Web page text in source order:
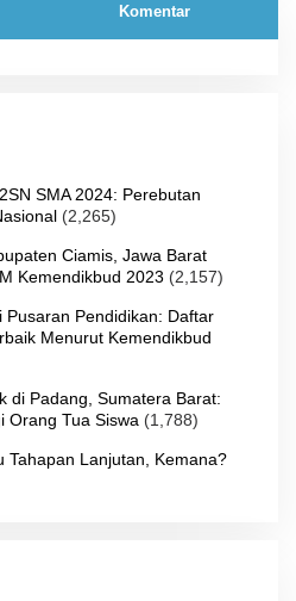
Komentar
SMA 2024: Perebutan
(2,265)
Ciamis, Jawa Barat
Kemendikbud 2023 (2,157)
Pusaran Pendidikan: Daftar
Menurut Kemendikbud
di Padang, Sumatera Barat:
Orang Tua Siswa (1,788)
Tahapan Lanjutan, Kemana?